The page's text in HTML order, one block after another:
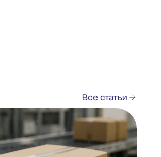
Все статьи